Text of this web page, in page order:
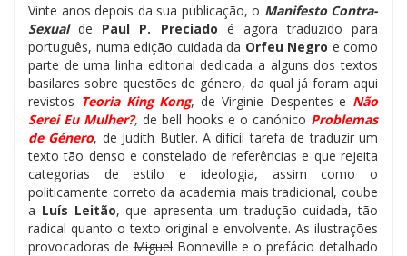
Vinte anos depois da sua publicação, o Manifesto Contra-
Sexual de Paul P. Preciado é agora traduzido para
português, numa edição cuidada da Orfeu Negro e como
parte de uma linha editorial dedicada a alguns dos textos
basilares sobre questões de género, da qual já foram aqui
revistos Teoria King Kong, de Virginie Despentes e Não
Serei Eu Mulher?, de bell hooks e o canónico Problemas
de Género, de Judith Butler. A difícil tarefa de traduzir um
texto tão denso e constelado de referências e que rejeita
categorias de estilo e ideologia, assim como o
politicamente correto da academia mais tradicional, coube
a Luís Leitão, que apresenta um tradução cuidada, tão
radical quanto o texto original e envolvente. As ilustrações
provocadoras deMiguelBonneville e o prefácio detalhado